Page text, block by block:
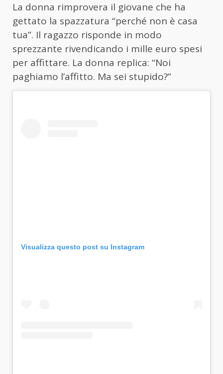
La donna rimprovera il giovane che ha
gettato la spazzatura “perché non è casa
tua”. Il ragazzo risponde in modo
sprezzante rivendicando i mille euro spesi
per affittare. La donna replica: “Noi
paghiamo l’affitto. Ma sei stupido?”
Visualizza questo post su Instagram